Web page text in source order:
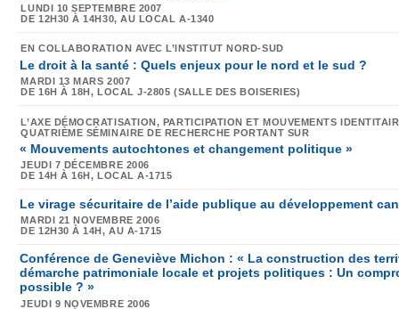
LUNDI 10 SEPTEMBRE 2007
DE 12H30 À 14H30,AU LOCAL A-1340
EN COLLABORATION AVEC L’INSTITUT NORD-SUD
Le droit à la santé : Quels enjeux pour le nord et le sud ?
MARDI 13 MARS 2007
DE 16H À 18H,LOCAL J-2805 (SALLE DES BOISERIES)
L’AXE DÉMOCRATISATION, PARTICIPATION ET MOUVEMENTS
QUATRIÈME SÉMINAIRE DE RECHERCHE PORTANT SUR
« Mouvements autochtones et changement politique »
JEUDI 7 DÉCEMBRE 2006
DE 14H À 16H, LOCAL A-1715
Le virage sécuritaire de l’aide publique au développement
MARDI 21 NOVEMBRE 2006
DE 12H30 À 14H,AU A-1715
Conférence de Geneviève Michon : « La construction des
démarche patrimoniale locale et projets politiques : Un
possible ? »
JEUDI 9 NOVEMBRE 2006